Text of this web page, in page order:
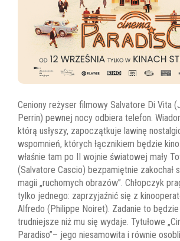
Ceniony reżyser filmowy Salvatore Di Vita
Perrin) pewnej nocy odbiera telefon.
którą usłyszy, zapoczątkuje lawinę
wspomnień, których łącznikiem będzie
właśnie tam po II wojnie światowej mały
(Salvatore Cascio) bezpamiętnie zakochał
magii „ruchomych obrazów”. Chłopczyk
tylko jednego: zaprzyjaźnić się z
Alfredo (Philippe Noiret). Zadanie to
trudniejsze niż mu się wydaje. Tytułowe
Paradiso”– jego niesamowita i równie